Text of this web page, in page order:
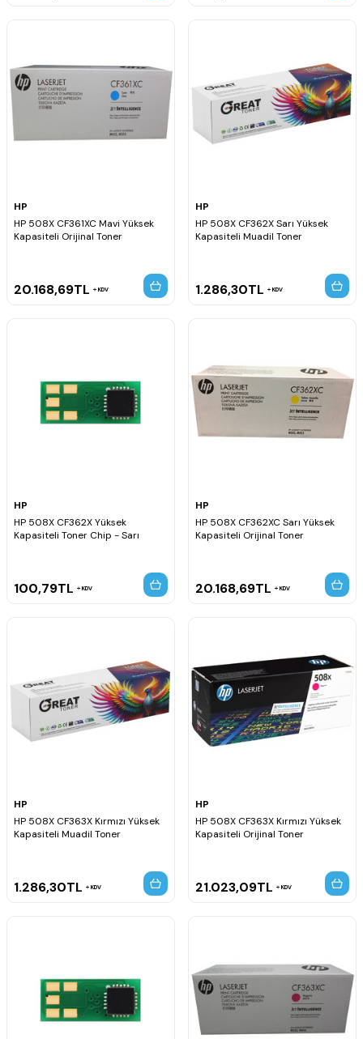
HP
HP 508X CF361XC Mavi Yüksek
Kapasiteli Orijinal Toner
20.168,69TL KDV
HP
HP 508X CF362X Sarı Yüksek
Kapasiteli Muadil Toner
1.286,30TL KDV
HP
HP 508X CF362X Yüksek
Kapasiteli Toner Chip - Sarı
100,79TL KDV
HP
HP 508X CF362XC Sarı Yüksek
Kapasiteli Orijinal Toner
20.168,69TL KDV
HP
HP 508X CF363X Kırmızı Yüksek
Kapasiteli Muadil Toner
1.286,30TL KDV
HP
HP 508X CF363X Kırmızı Yüksek
Kapasiteli Orijinal Toner
21.023,09TL KDV